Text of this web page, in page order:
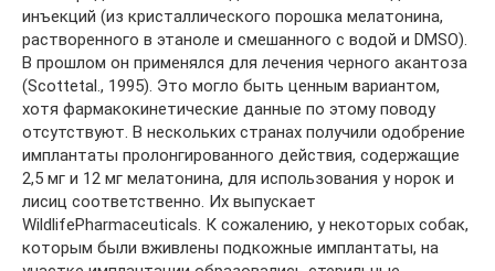
инъекций (из кристаллического порошка мелатонина,
растворенного в этаноле и смешанного с водой и DMSO).
В прошлом он применялся для лечения черного акантоза
(Scottetal., 1995). Это могло быть ценным вариантом,
хотя фармакокинетические данные по этому поводу
отсутствуют. В нескольких странах получили одобрение
имплантаты пролонгированного действия, содержащие
2,5 мг и 12 мг мелатонина, для использования у норок и
лисиц соответственно. Их выпускает
WildlifePharmaceuticals. К сожалению, у некоторых собак,
которым были вживлены подкожные имплантаты, на